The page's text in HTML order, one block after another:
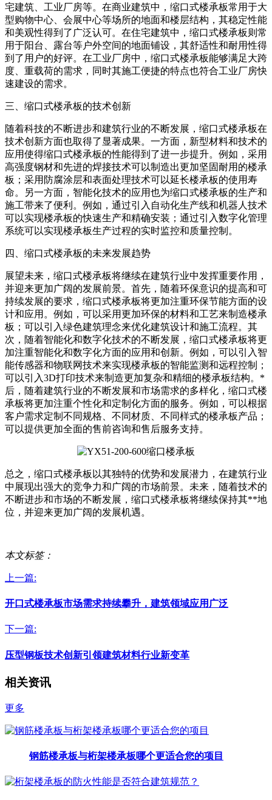
宅建筑、工业厂房等。在商业建筑中，缩口式楼承板常用于大
型购物中心、会展中心等场所的地面和楼层结构，其稳定性能
和美观性得到了广泛认可。在住宅建筑中，缩口式楼承板则常
用于阳台、露台等户外空间的地面铺设，其舒适性和耐用性得
到了用户的好评。在工业厂房中，缩口式楼承板能够满足大跨
度、重载荷的需求，同时其施工便捷的特点也符合工业厂房快
速建设的需求。
三、缩口式楼承板的技术创新
随着科技的不断进步和建筑行业的不断发展，缩口式楼承板在
技术创新方面也取得了显著成果。一方面，新型材料和技术的
应用使得缩口式楼承板的性能得到了进一步提升。例如，采用
高强度钢材和先进的焊接技术可以制造出更加坚固耐用的楼承
板；采用防腐涂层和表面处理技术可以延长楼承板的使用寿
命。另一方面，智能化技术的应用也为缩口式楼承板的生产和
施工带来了便利。例如，通过引入自动化生产线和机器人技术
可以实现楼承板的快速生产和精确安装；通过引入数字化管理
系统可以实现楼承板生产过程的实时监控和质量控制。
四、缩口式楼承板的未来发展趋势
展望未来，缩口式楼承板将继续在建筑行业中发挥重要作用，
并迎来更加广阔的发展前景。首先，随着环保意识的提高和可
持续发展的要求，缩口式楼承板将更加注重环保节能方面的设
计和应用。例如，可以采用更加环保的材料和工艺来制造楼承
板；可以引入绿色建筑理念来优化建筑设计和施工流程。其
次，随着智能化和数字化技术的不断发展，缩口式楼承板将更
加注重智能化和数字化方面的应用和创新。例如，可以引入智
能传感器和物联网技术来实现楼承板的智能监测和远程控制；
可以引入3D打印技术来制造更加复杂和精细的楼承板结构。*
后，随着建筑行业的不断发展和市场需求的多样化，缩口式楼
承板将更加注重个性化和定制化方面的服务。例如，可以根据
客户需求定制不同规格、不同材质、不同样式的楼承板产品；
可以提供更加全面的售前咨询和售后服务支持。
总之，缩口式楼承板以其独特的优势和发展潜力，在建筑行业
中展现出强大的竞争力和广阔的市场前景。未来，随着技术的
不断进步和市场的不断发展，缩口式楼承板将继续保持其**地
位，并迎来更加广阔的发展机遇。
本文标签：
上一篇:
开口式楼承板市场需求持续攀升，建筑领域应用广泛
下一篇:
压型钢板技术创新引领建筑材料行业新变革
相关资讯
更多
钢筋楼承板与桁架楼承板哪个更适合您的项目